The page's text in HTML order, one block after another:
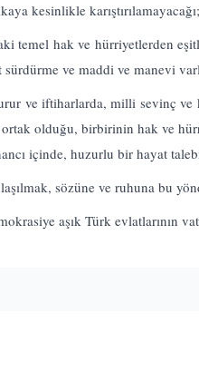
kesinlikle karıştırılamayacağı;
temel hak ve hürriyetlerden
ve maddi ve manevi
ve iftiharlarda, milli sevinç
olduğu, birbirinin hak ve
içinde, huzurlu bir hayat
sözüne ve ruhuna bu
aşık Türk evlatlarının